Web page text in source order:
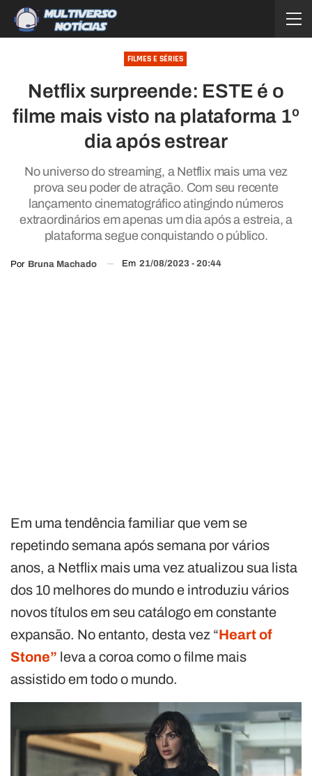
FILMES E SÉRIES
Netflix surpreende: ESTE é o
filme mais visto na plataforma 1º
dia após estrear
No universo do streaming, a Netflix mais uma vez
prova seu poder de atração. Com seu recente
lançamento cinematográfico atingindo números
extraordinários em apenas um dia após a estreia, a
plataforma segue conquistando o público.
Por Bruna Machado Em 21/08/2023 - 20:44
Em uma tendência familiar que vem se
repetindo semana após semana por vários
anos, a Netflix mais uma vez atualizou sua lista
dos 10 melhores do mundo e introduziu vários
novos títulos em seu catálogo em constante
expansão. No entanto, desta vez “Heart of
Stone” leva a coroa como o filme mais
assistido em todo o mundo.